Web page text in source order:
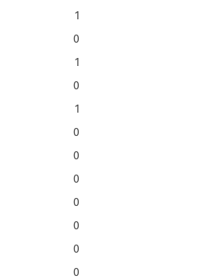
1
0
1
0
1
0
0
0
0
0
0
0